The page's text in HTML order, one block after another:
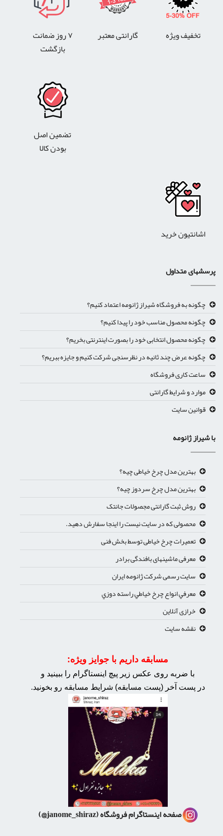
تخفیف ویژه گارانتی معتبر
۷ روز ضمانت
بازگشت
تضمین اصل
بودن کالا
اشانتیون خرید
پرسشهای متداول
چگونه به فروشگاه شیراز ژانومه اعتماد کنیم؟
چگونه محصول مناسب خود را پیدا کنیم؟
چگونه محصول انتخابی خود را بصورت اینترنتی بخریم؟
چگونه عرض چند ثانیه در نظرسنجی شرکت کنیم و جایزه ببریم؟
ساعت کاری فروشگاه
موارد و شرایط گارانتی
قوانین سایت
با شیراز ژانومه
بهترین مدل چرخ خیاطی چیه؟
بهترین مدل چرخ سردوز چیه؟
روش ثبت گارانتی مجصولات جانتک
محصولی که در سایت نیست را اینجا سفارش دهید.
تعمیرات چرخ خیاطی توسط بخش فنی
معرفی ماشینهای بافندگی برادر
سایت رسمی شرکت ژانومه ایران
معرفي انواع چرخ خياطي راسته دوزي
خرازی آنلاین
نقشه سایت
مسابقه داریم با جوایز ویژه:
با ضربه روی عکس زیر پیچ اینستاگرام را ببینید و
در پست آخر (پست مسابقه) شرایط مسابقه رو بخونید.
صفحه اینستاگرام فروشگاه(janome_shiraz@)